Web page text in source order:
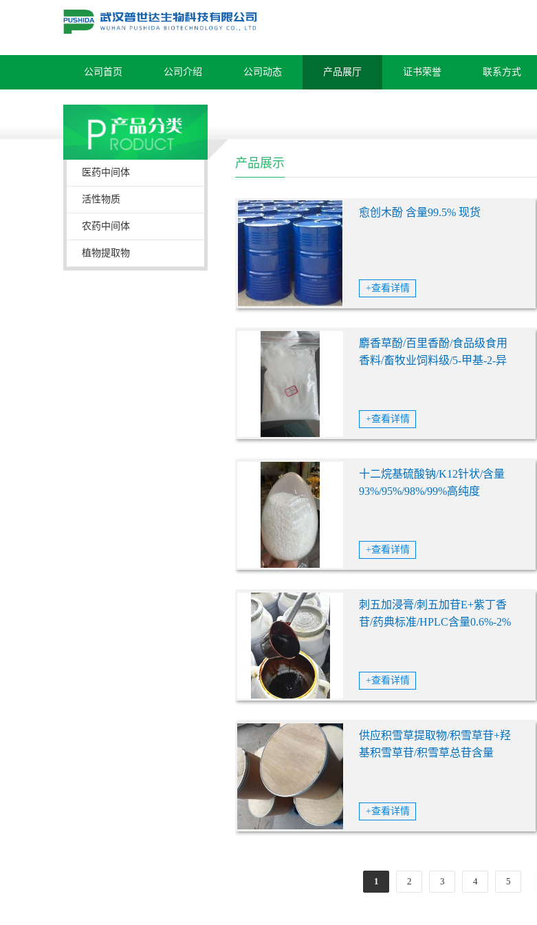
公司首页 公司介绍 公司动态 产品展厅 证书荣誉 联系方式
医药中间体
活性物质
农药中间体
植物提取物
产品展示
愈创木酚 含量99.5% 现货
+查看详情
麝香草酚/百里香酚/食品级食用
香料/畜牧业饲料级/5-甲基-2-异
+查看详情
十二烷基硫酸钠/K12针状/含量
93%/95%/98%/99%高纯度
+查看详情
刺五加浸膏/刺五加苷E+紫丁香
苷/药典标准/HPLC含量0.6%-2%
+查看详情
供应积雪草提取物/积雪草苷+羟
基积雪草苷/积雪草总苷含量
+查看详情
1 2 3 4 5